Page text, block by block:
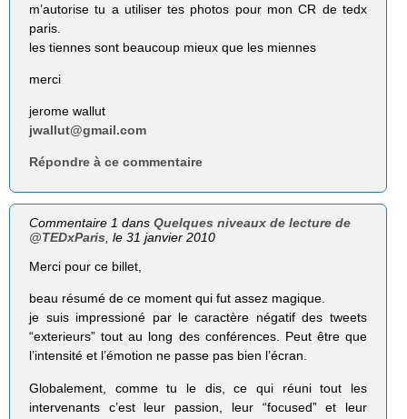
m’autorise tu a utiliser tes photos pour mon CR de tedx
paris.
les tiennes sont beaucoup mieux que les miennes
merci
jerome wallut
jwallut@gmail.com
Répondre à ce commentaire
Commentaire 1 dansQuelques niveaux de lecture de
@TEDxParis, le 31 janvier 2010
Merci pour ce billet,
beau résumé de ce moment qui fut assez magique.
je suis impressioné par le caractère négatif des tweets
“exterieurs” tout au long des conférences. Peut être que
l’intensité et l’émotion ne passe pas bien l’écran.
Globalement, comme tu le dis, ce qui réuni tout les
intervenants c’est leur passion, leur “focused” et leur